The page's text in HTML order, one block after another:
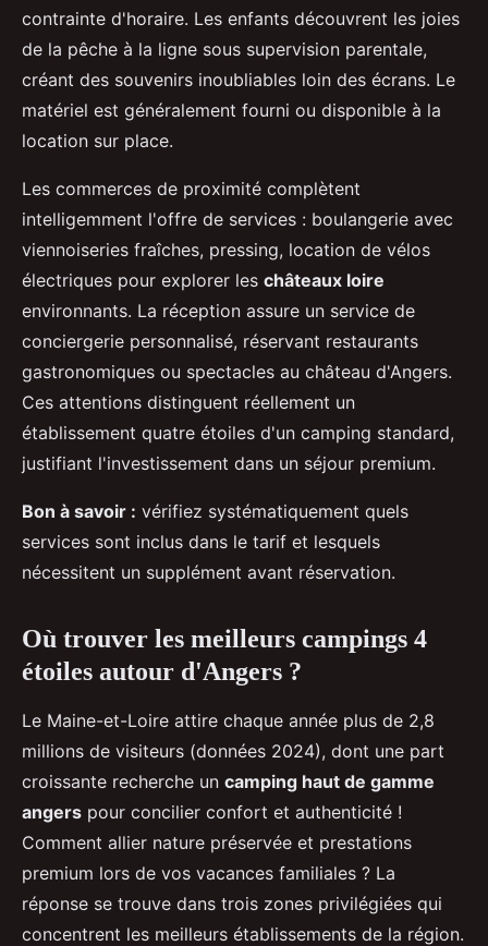
contrainte d'horaire. Les enfants découvrent les joies
de la pêche à la ligne sous supervision parentale,
créant des souvenirs inoubliables loin des écrans. Le
matériel est généralement fourni ou disponible à la
location sur place.
Les commerces de proximité complètent
intelligemment l'offre de services : boulangerie avec
viennoiseries fraîches, pressing, location de vélos
électriques pour explorer les châteaux loire
environnants. La réception assure un service de
conciergerie personnalisé, réservant restaurants
gastronomiques ou spectacles au château d'Angers.
Ces attentions distinguent réellement un
établissement quatre étoiles d'un camping standard,
justifiant l'investissement dans un séjour premium.
Bon à savoir : vérifiez systématiquement quels
services sont inclus dans le tarif et lesquels
nécessitent un supplément avant réservation.
Où trouver les meilleurs campings 4
étoiles autour d'Angers ?
Le Maine-et-Loire attire chaque année plus de 2,8
millions de visiteurs (données 2024), dont une part
croissante recherche un camping haut de gamme
angers pour concilier confort et authenticité !
Comment allier nature préservée et prestations
premium lors de vos vacances familiales ? La
réponse se trouve dans trois zones privilégiées qui
concentrent les meilleurs établissements de la région.